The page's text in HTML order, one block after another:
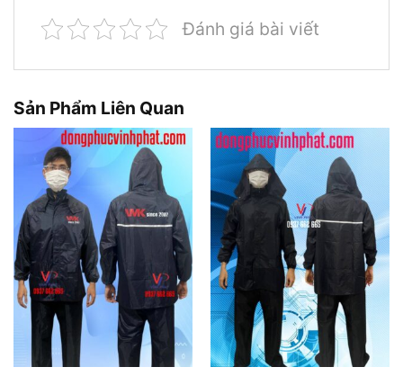
Đánh giá bài viết
Sản Phẩm Liên Quan